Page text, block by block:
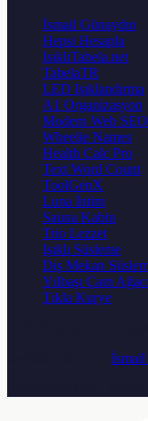
İsmail Günaydın
Hepsi Hesapla
IsıklıTabela.net
TabelaTR
LED Işıklandırma
A1 Organizasyon
Modern Web SEO
Wheelie Names
Health Calc Pro
Text Word Count
ToolGenX
Luna İntim
Sauna Kabin
Trio Lezzet
Işıklı Süsleme
Dış Mekan
Yılbaşı Çam Ağacı
Tıkla Kurye
İsmail